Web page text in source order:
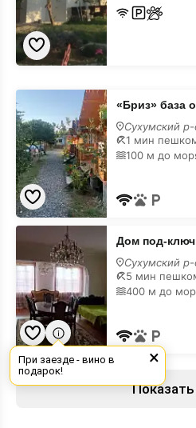
«Бриз»
база
отдыха
«Бриз» база
1 мин
100 м до
Дом
ключ
2-
Бабушара
17
Дом под-
5 мин
400 м до
×
При заезде - вино в
подарок!